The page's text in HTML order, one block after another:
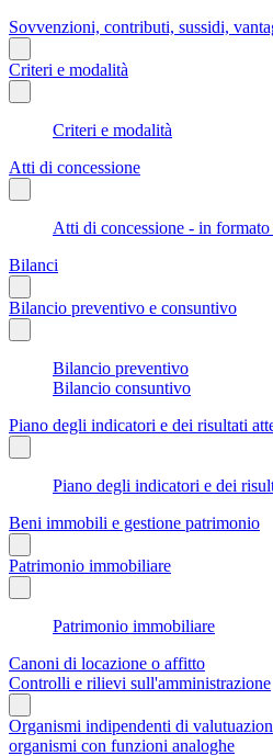
Sovvenzioni, contributi, sussidi,
Criteri e modalità
Criteri e modalità
Atti di concessione
Atti di concessione - in formato
Bilanci
Bilancio preventivo e consuntivo
Bilancio preventivo
Bilancio consuntivo
Piano degli indicatori e dei risultati
Piano degli indicatori e dei
Beni immobili e gestione patrimonio
Patrimonio immobiliare
Patrimonio immobiliare
Canoni di locazione o affitto
Controlli e rilievi sull'amministrazione
Organismi indipendenti di
organismi con funzioni analoghe